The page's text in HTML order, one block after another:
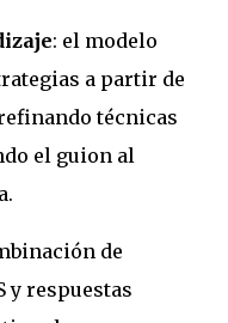
: el modelo
a partir de
técnicas
el guion al
de
y respuestas